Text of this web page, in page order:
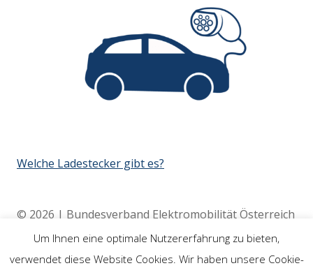
Welche Ladestecker gibt es?
© 2026 | Bundesverband Elektromobilität Österreich
(BEÖ) | 4020 Linz
Um Ihnen eine optimale Nutzererfahrung zu bieten,
verwendet diese Website Cookies. Wir haben unsere Cookie-